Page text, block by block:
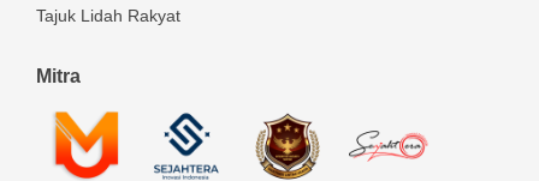
Tajuk Lidah Rakyat
Mitra